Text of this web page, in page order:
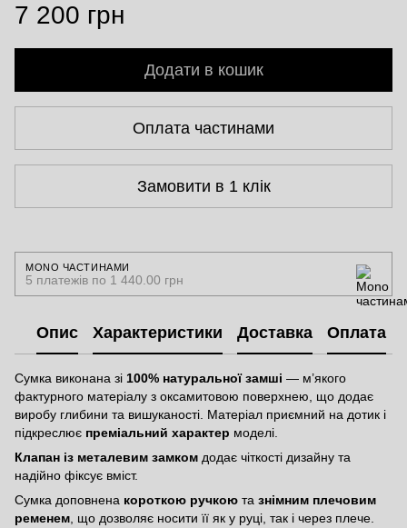
7 200 грн
Додати в кошик
Оплата частинами
Замовити в 1 клік
MONO ЧАСТИНАМИ
5 платежів по 1 440.00 грн
Опис Характеристики Доставка Оплата
Сумка виконана зі 100% натуральної замші — м’якого
фактурного матеріалу з оксамитовою поверхнею, що додає
виробу глибини та вишуканості. Матеріал приємний на дотик і
підкреслює преміальний характер моделі.
Клапан із металевим замком додає чіткості дизайну та
надійно фіксує вміст.
Сумка доповнена короткою ручкою та знімним плечовим
ременем , що дозволяє носити її як у руці, так і через плече.